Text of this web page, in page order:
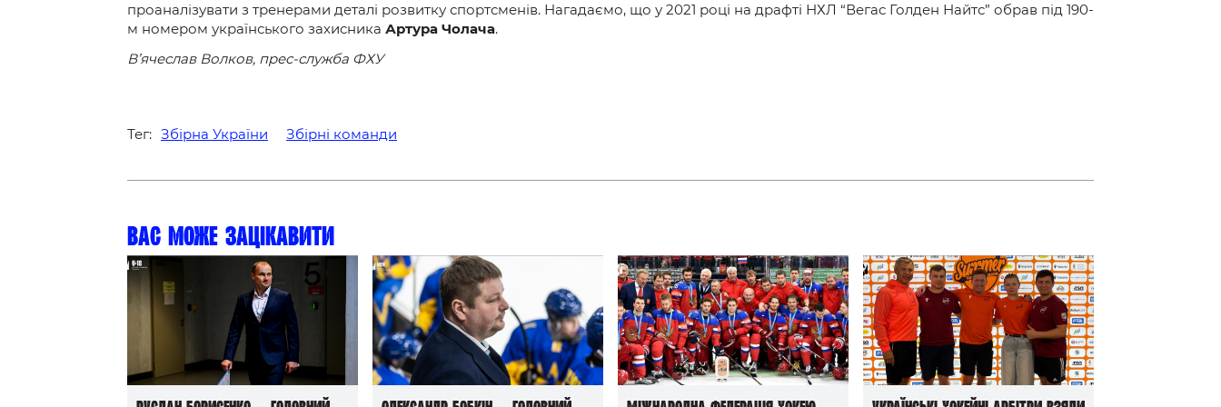
проаналізувати з тренерами деталі розвитку спортсменів. Нагадаємо, що у 2021 році на драфті НХЛ “Вегас Голден Найтс” обрав під 190-
м номером українського захисника Артура Чолача.
В’ячеслав Волков, прес-служба ФХУ
Тег: Збірна України Збірні команди
Вас може зацікавити